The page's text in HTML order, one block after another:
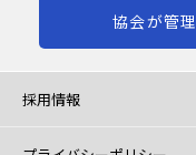
協会が管
採用情報